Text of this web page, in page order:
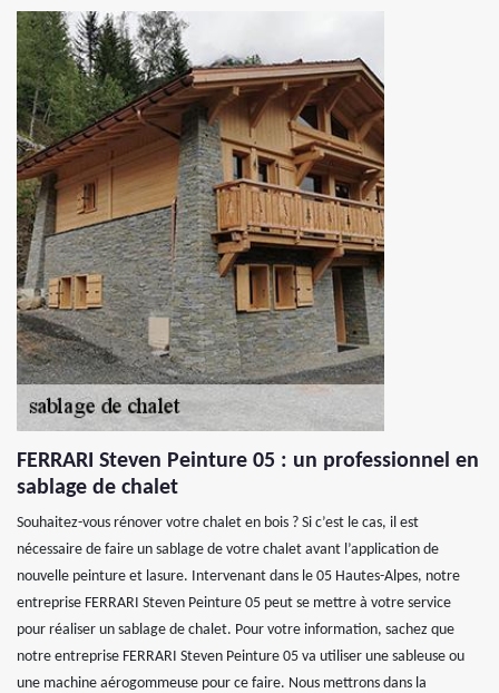
FERRARI Steven Peinture 05 : un professionnel en
sablage de chalet
Souhaitez-vous rénover votre chalet en bois ? Si c’est le cas, il est
nécessaire de faire un sablage de votre chalet avant l’application de
nouvelle peinture et lasure. Intervenant dans le 05 Hautes-Alpes, notre
entreprise FERRARI Steven Peinture 05 peut se mettre à votre service
pour réaliser un sablage de chalet. Pour votre information, sachez que
notre entreprise FERRARI Steven Peinture 05 va utiliser une sableuse ou
une machine aérogommeuse pour ce faire. Nous mettrons dans la